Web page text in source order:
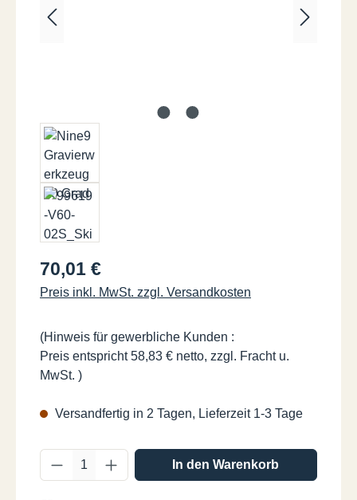
Regulärer Preis:
70,01 €
Preis inkl. MwSt. zzgl. Versandkosten
(Hinweis für gewerbliche Kunden :
Preis entspricht 58,83 € netto, zzgl. Fracht u.
MwSt. )
Versandfertig in 2 Tagen, Lieferzeit 1-3 Tage
Produkt Anzahl: Gib den gewünschten
In den Warenkorb